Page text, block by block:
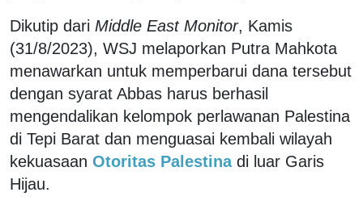
Dikutip dari Middle East Monitor, Kamis
(31/8/2023), WSJ melaporkan Putra Mahkota
menawarkan untuk memperbarui dana tersebut
dengan syarat Abbas harus berhasil
mengendalikan kelompok perlawanan Palestina
di Tepi Barat dan menguasai kembali wilayah
kekuasaan Otoritas Palestina di luar Garis
Hijau.